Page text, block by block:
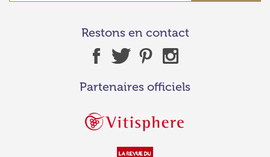
Restons en contact
Partenaires officiels